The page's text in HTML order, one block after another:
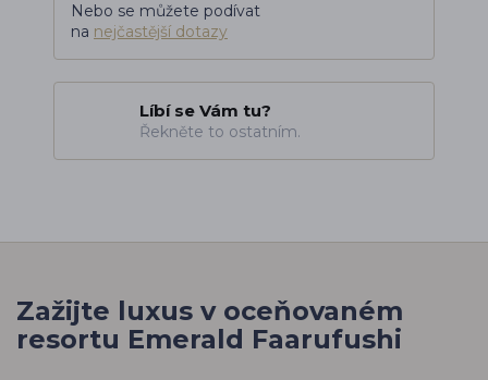
Nebo se můžete podívat
na nejčastější dotazy
Líbí se Vám tu?
Řekněte to ostatním.
Zažijte luxus v oceňovaném
resortu Emerald Faarufushi